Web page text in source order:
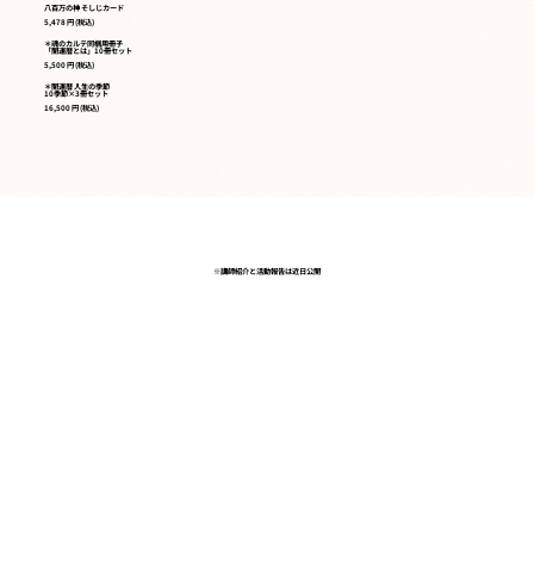
※講師紹介と活動報告は近日公開
八百万の神 そしじカード
5,478 円 (税込)
＊魂のカルテ同梱用冊子
「開運暦とは」10冊セット
5,500 円 (税込)
＊開運暦 人生の季節
10季節×3冊セット
16,500 円 (税込)